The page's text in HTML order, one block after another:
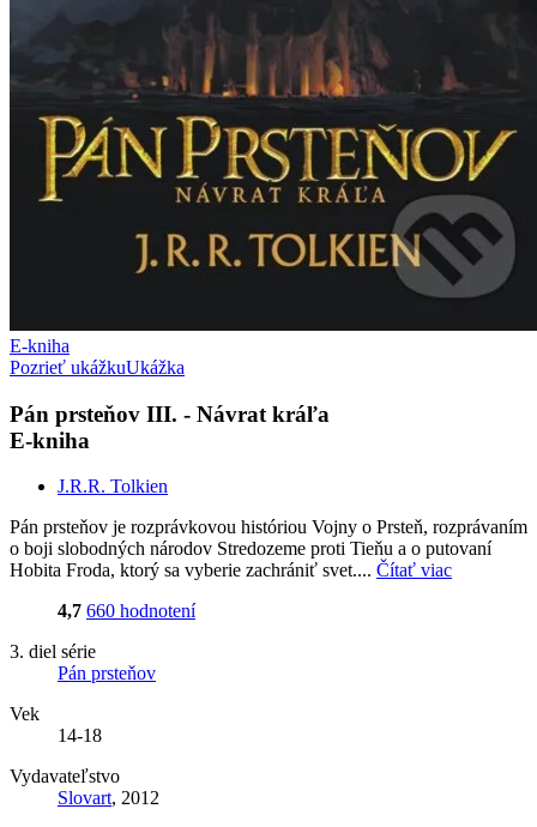
E-kniha
Pozrieť ukážkuUkážka
Pán prsteňov III. - Návrat kráľa
E-kniha
J.R.R. Tolkien
Pán prsteňov je rozprávkovou históriou Vojny o Prsteň, rozprávaním
o boji slobodných národov Stredozeme proti Tieňu a o putovaní
Hobita Froda, ktorý sa vyberie zachrániť svet.... Čítať viac
4,7 660 hodnotení
3. diel série
Pán prsteňov
Vek
14-18
Vydavateľstvo
Slovart, 2012